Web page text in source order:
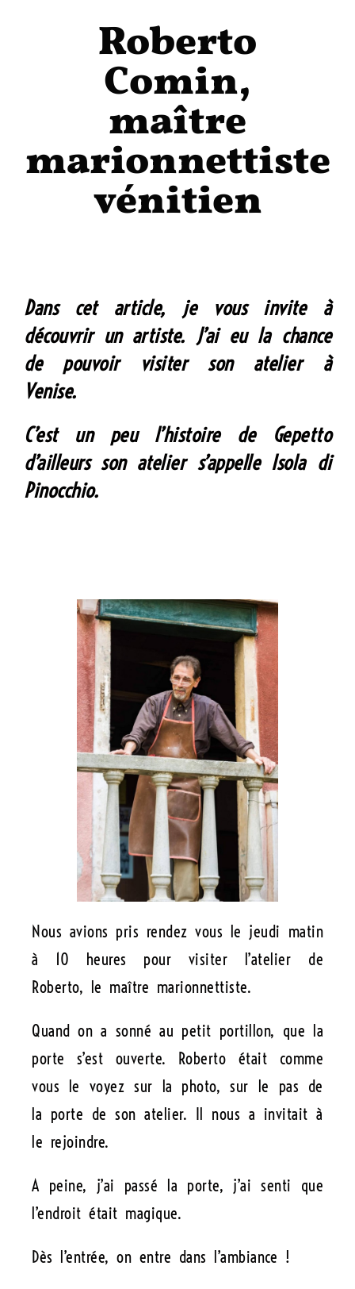
Roberto
Comin,
maître
marionnettiste
vénitien
Dans cet article, je vous invite à
découvrir un artiste. J’ai eu la chance
de pouvoir visiter son atelier à
Venise.
C’est un peu l’histoire de Gepetto
d’ailleurs son atelier s’appelle Isola di
Pinocchio.
Nous avions pris rendez vous le jeudi matin
à 10 heures pour visiter l’atelier de
Roberto, le maître marionnettiste.
Quand on a sonné au petit portillon, que la
porte s’est ouverte. Roberto était comme
vous le voyez sur la photo, sur le pas de
la porte de son atelier. Il nous a invitait à
le rejoindre.
A peine, j’ai passé la porte, j’ai senti que
l’endroit était magique.
Dès l’entrée, on entre dans l’ambiance !